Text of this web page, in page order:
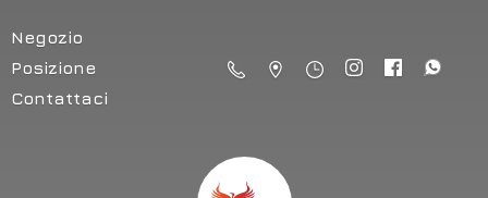
Negozio
Posizione
Contattaci